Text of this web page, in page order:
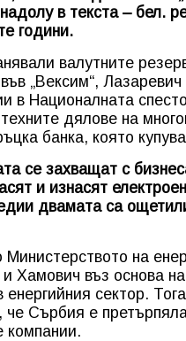
в текста – бел.
години.
валутните
„Вексим“,
в Националната
дялове на
банка, която
се захващат с
и изнасят
двамата са
на
Хамович въз основа
енергийния сектор.
че Сърбия е
компании.